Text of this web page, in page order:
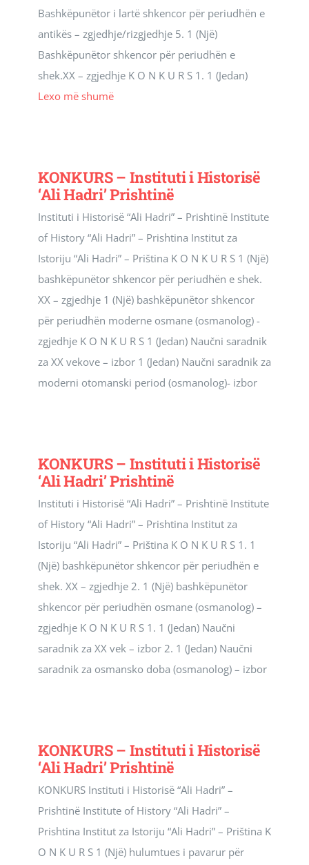
Kontakti
Bashkëpunëtor i lartë shkencor për periudhën e
antikës – zgjedhje/rizgjedhje 5. 1 (Një)
Bashkëpunëtor shkencor për periudhën e
shek.XX – zgjedhje K O N K U R S 1. 1 (Jedan)
Lexo më shumë
KONKURS – Instituti i Historisë
‘Ali Hadri’ Prishtinë
Instituti i Historisë “Ali Hadri” – Prishtinë Institute
of History “Ali Hadri” – Prishtina Institut za
Istoriju “Ali Hadri” – Priština K O N K U R S 1 (Një)
bashkëpunëtor shkencor për periudhën e shek.
XX – zgjedhje 1 (Një) bashkëpunëtor shkencor
për periudhën moderne osmane (osmanolog) -
zgjedhje K O N K U R S 1 (Jedan) Naučni saradnik
za XX vekove – izbor 1 (Jedan) Naučni saradnik za
moderni otomanski period (osmanolog)- izbor
KONKURS – Instituti i Historisë
‘Ali Hadri’ Prishtinë
Instituti i Historisë “Ali Hadri” – Prishtinë Institute
of History “Ali Hadri” – Prishtina Institut za
Istoriju “Ali Hadri” – Priština K O N K U R S 1. 1
(Një) bashkëpunëtor shkencor për periudhën e
shek. XX – zgjedhje 2. 1 (Një) bashkëpunëtor
shkencor për periudhën osmane (osmanolog) –
zgjedhje K O N K U R S 1. 1 (Jedan) Naučni
saradnik za XX vek – izbor 2. 1 (Jedan) Naučni
saradnik za osmansko doba (osmanolog) – izbor
KONKURS – Instituti i Historisë
‘Ali Hadri’ Prishtinë
KONKURS Instituti i Historisë “Ali Hadri” –
Prishtinë Institute of History “Ali Hadri” –
Prishtina Institut za Istoriju “Ali Hadri” – Priština K
O N K U R S 1 (Një) hulumtues i pavarur për